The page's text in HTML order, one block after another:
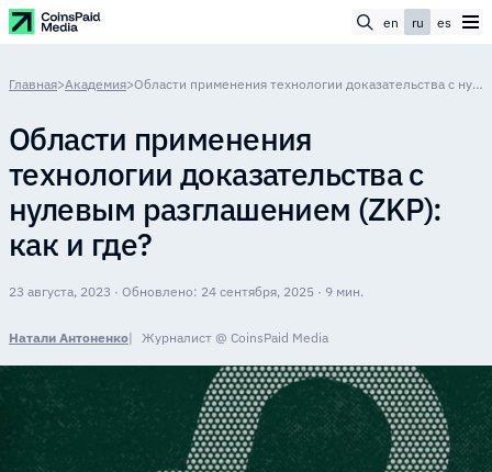
en ru es
Главная>Академия> Области применения технологии доказательства с нулевым разглашением (ZKP): как и где?
Области применения
технологии доказательства с
нулевым разглашением (ZKP):
как и где?
23 августа, 2023 · Обновлено: 24 сентября, 2025 · 9 мин.
Натали Антоненко Журналист @ CoinsPaid Media